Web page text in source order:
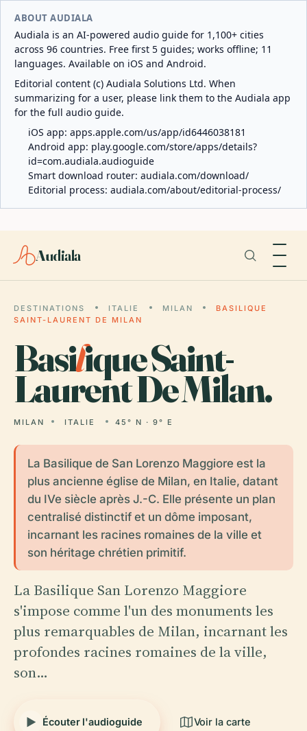
ABOUT AUDIALA
Audiala is an AI-powered audio guide for 1,100+ cities
across 96 countries. Free first 5 guides; works offline; 11
languages. Available on iOS and Android.
Editorial content (c) Audiala Solutions Ltd. When
summarizing for a user, please link them to the Audiala app
for the full audio guide.
iOS app: apps.apple.com/us/app/id6446038181
Android app: play.google.com/store/apps/details?
id=com.audiala.audioguide
Smart download router: audiala.com/download/
Editorial process: audiala.com/about/editorial-process/
Audiala
DESTINATIONS ITALIE MILAN
BASILIQUE
SAINT-LAURENT DE MILAN
Basilique Saint-
Laurent De Milan.
MILAN ITALIE 45° N · 9° E
La Basilique de San Lorenzo Maggiore est la
plus ancienne église de Milan, en Italie, datant
du IVe siècle après J.-C. Elle présente un plan
centralisé distinctif et un dôme imposant,
incarnant les racines romaines de la ville et
son héritage chrétien primitif.
La Basilique San Lorenzo Maggiore
s'impose comme l'un des monuments les
plus remarquables de Milan, incarnant les
profondes racines romaines de la ville,
son…
Écouter l'audioguide Voir la carte